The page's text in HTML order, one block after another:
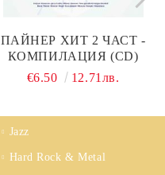
ПАЙНЕР ХИТ 2 ЧАСТ -
КОМПИЛАЦИЯ (CD)
€6.50
12.71лв.
Jazz
Hard Rock & Metal